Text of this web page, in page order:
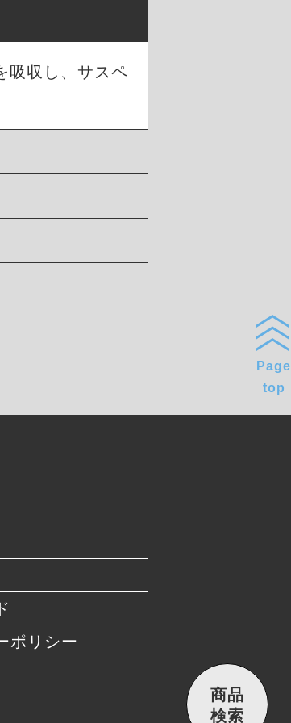
吸収し、サスペ
ポリシー
Page
top
商品
検索